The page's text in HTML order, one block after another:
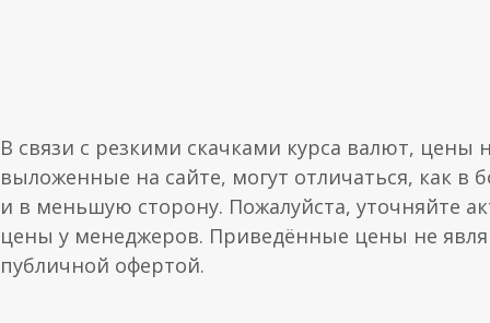
В связи с резкими скачками курса валют, цены
выложенные на сайте, могут отличаться, как в
и в меньшую сторону. Пожалуйста, уточняйте
цены у менеджеров. Приведённые цены не
публичной офертой.